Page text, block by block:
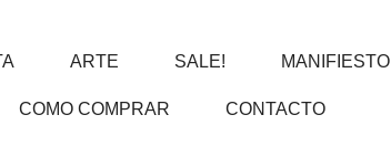
ARTE SALE! MANIFIESTO
COMO COMPRAR CONTACTO